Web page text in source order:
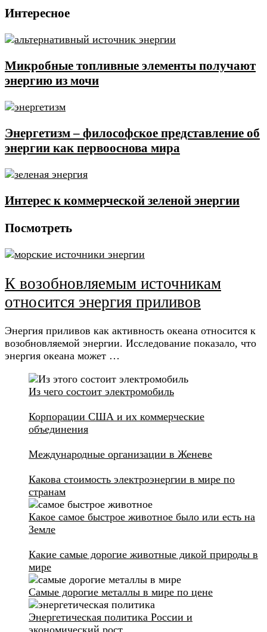
Интересное
Микробные топливные элементы получают
энергию из мочи
Энергетизм – философское представление об
энергии как первооснова мира
Интерес к коммерческой зеленой энергии
Посмотреть
К возобновляемым источникам
относится энергия приливов
Энергия приливов как активность океана относится к
возобновляемой энергии. Исследование показало, что
энергия океана может …
Из чего состоит электромобиль
Корпорации США и их коммерческие
объединения
Международные организации в Женеве
Какова стоимость электроэнергии в мире по
странам
Какое самое быстрое животное было или есть на
Земле
Какие самые дорогие животные дикой природы в
мире
Самые дорогие металлы в мире по цене
Энергетическая политика России и